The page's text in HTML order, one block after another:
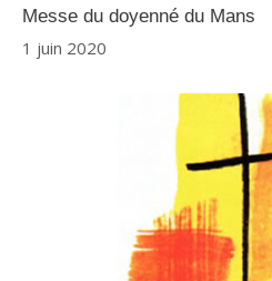
Messe du doyenné du Mans
1 juin 2020